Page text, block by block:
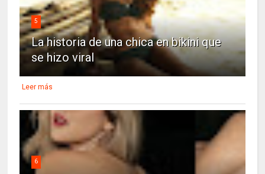
5
La historia de una chica en bikini que
se hizo viral
Leer más
6